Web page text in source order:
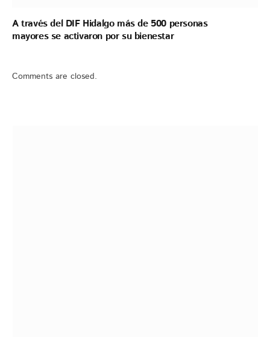
A través del DIF Hidalgo más de 500 personas
mayores se activaron por su bienestar
Comments are closed.